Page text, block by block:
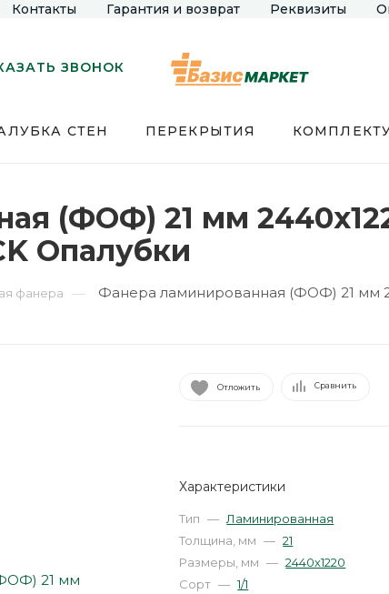
Контакты Гарантия и возврат Реквизиты
ЗВОНОК
СТЕН ПЕРЕКРЫТИЯ
(ФОФ) 21 мм
Опалубки
фанера — Фанера ламинированная (ФОФ) 21 мм
Отложить Сравнить
Характеристики
Тип — Ламинированная
Толщина, мм — 21
Размеры, мм — 2440х1220
Сорт — 1/1